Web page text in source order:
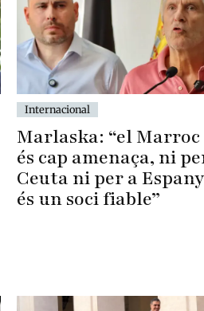
Internacional
Marlaska: “el Marroc
és cap amenaça, ni
Ceuta ni per a
és un soci fiable”